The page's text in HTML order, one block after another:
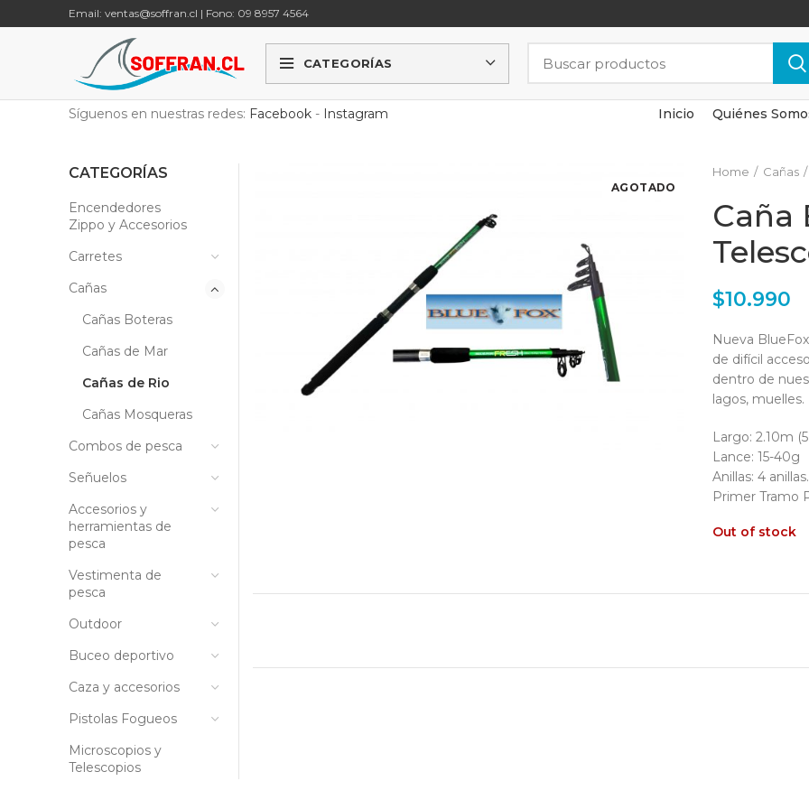
Email: ventas@soffran.cl | Fono: 09 8957 4564
CATEGORÍAS
Síguenos en nuestras redes: Facebook - Instagram Inicio Quiénes
AGOTADO
Home Cañas
Caña
$10.990
Nueva
de difícil
dentro de
lagos, muelles.
Largo: 2.10m
Lance: 15-40g
Anillas: 4 anillas.
Primer Tramo
Out of stock
CATEGORÍAS
Encendedores
Zippo y Accesorios
Carretes
Cañas
Cañas Boteras
Cañas de Mar
Cañas de Rio
Cañas Mosqueras
Combos de pesca
Señuelos
Accesorios y
herramientas de
pesca
Vestimenta de
pesca
Outdoor
Buceo deportivo
Caza y accesorios
Pistolas Fogueos
Microscopios y
Telescopios